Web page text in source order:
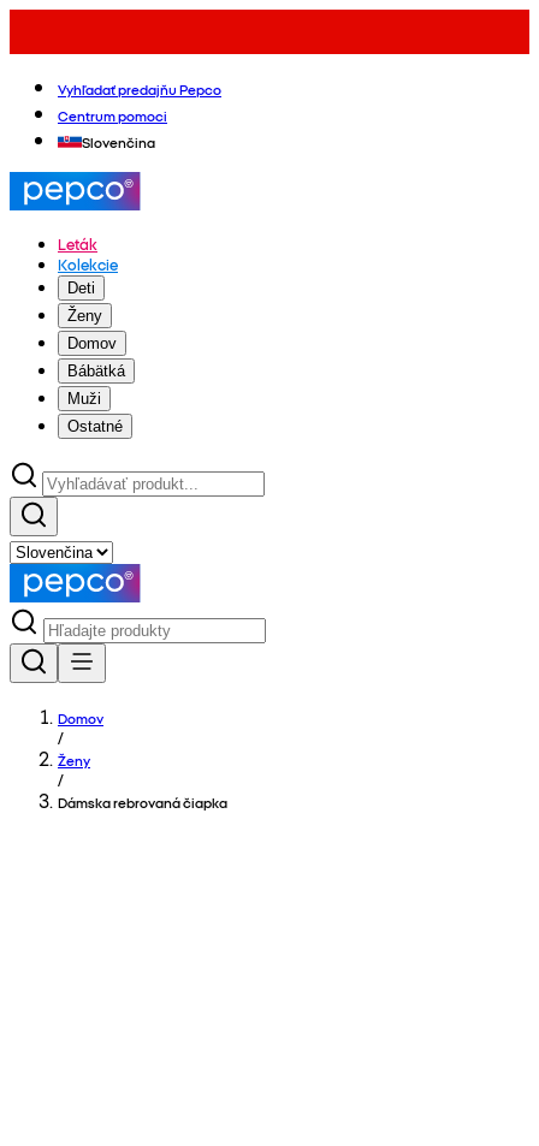
Vyhľadať predajňu Pepco
Centrum pomoci
Slovenčina
Leták
Kolekcie
Deti
Ženy
Domov
Bábätká
Muži
Ostatné
Domov
/
Ženy
/
Dámska rebrovaná čiapka